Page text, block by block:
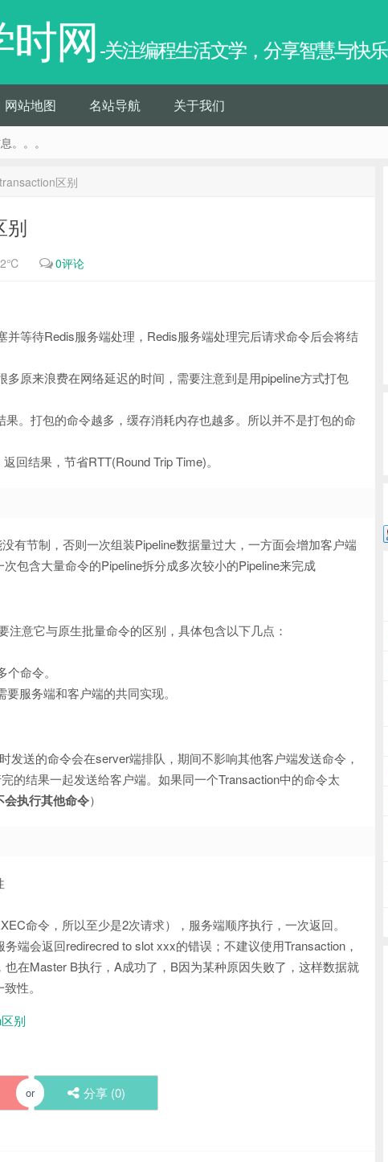
时网 -关注编程生活文学，分享智慧与快乐
网站地图 名站导航 关于我们
。。。
区别
别
0评论
等待Redis服务端处理，Redis服务端处理完后请求命令后会将结
原来浪费在网络延迟的时间，需要注意到是用pipeline方式打包
。打包的命令越多，缓存消耗内存也越多。所以并不是打包的命
回结果，节省RTT(Round Trip Time)。
有节制，否则一次组装Pipeline数据量过大，一方面会增加客户端
包含大量命令的Pipeline拆分成多次较小的Pipeline来完成
意它与原生批量命令的区别，具体包含以下几点：
命令。
服务端和客户端的共同实现。
发送的命令会在server端排队，期间不影响其他客户端发送命令，
的结果一起发送给客户端。如果同一个Transaction中的命令太
执行其他命令）
命令，所以至少是2次请求），服务端顺序执行，一次返回。
端会返回redirecred to slot xxx的错误；不建议使用Transaction，
在Master B执行，A成功了，B因为某种原因失败了，这样数据就
性。
别
or 分享 (0)